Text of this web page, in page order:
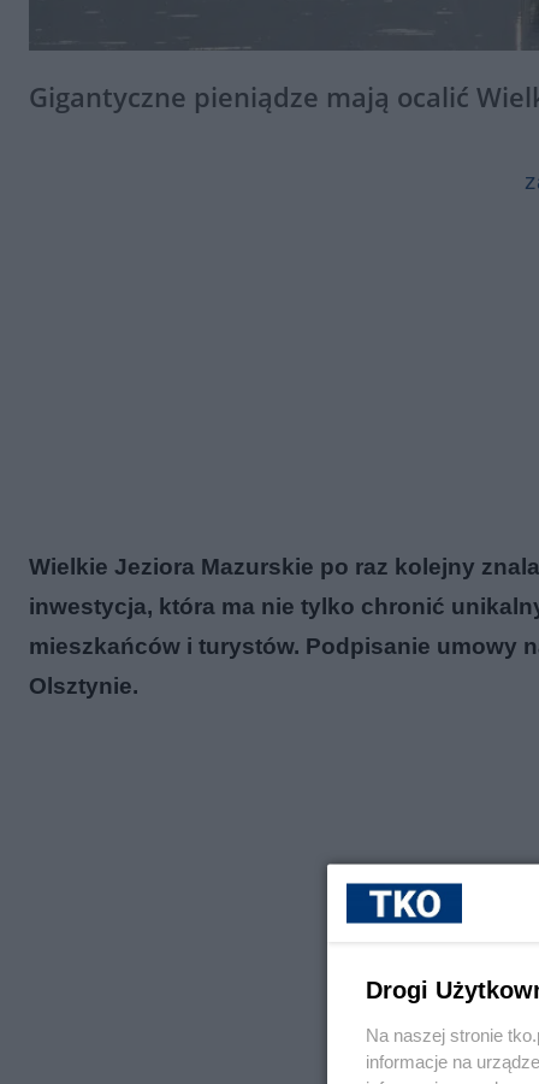
Gigantyczne pieniądze mają ocalić
Wielkie Jeziora Mazurskie po raz kolejny
inwestycja, która ma nie tylko chronić
mieszkańców i turystów. Podpisanie umowy
Olsztynie.
Drogi
Na naszej stronie
informacje na